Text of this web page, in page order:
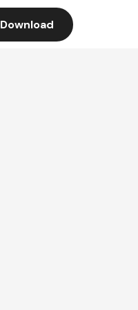
Download